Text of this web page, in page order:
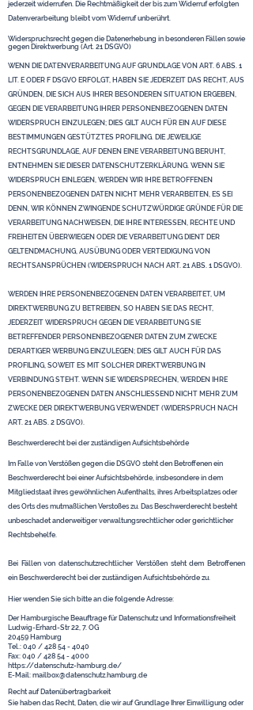
jederzeit widerrufen. Die Rechtmäßigkeit der bis zum Widerruf erfolgten
Datenverarbeitung bleibt vom Widerruf unberührt.
Widerspruchsrecht gegen die Datenerhebung in besonderen Fällen sowie
gegen Direktwerbung (Art. 21 DSGVO)
WENN DIE DATENVERARBEITUNG AUF GRUNDLAGE VON ART. 6 ABS. 1
LIT. E ODER F DSGVO ERFOLGT, HABEN SIE JEDERZEIT DAS RECHT, AUS
GRÜNDEN, DIE SICH AUS IHRER BESONDEREN SITUATION ERGEBEN,
GEGEN DIE VERARBEITUNG IHRER PERSONENBEZOGENEN DATEN
WIDERSPRUCH EINZULEGEN; DIES GILT AUCH FÜR EIN AUF DIESE
BESTIMMUNGEN GESTÜTZTES PROFILING. DIE JEWEILIGE
RECHTSGRUNDLAGE, AUF DENEN EINE VERARBEITUNG BERUHT,
ENTNEHMEN SIE DIESER DATENSCHUTZERKLÄRUNG. WENN SIE
WIDERSPRUCH EINLEGEN, WERDEN WIR IHRE BETROFFENEN
PERSONENBEZOGENEN DATEN NICHT MEHR VERARBEITEN, ES SEI
DENN, WIR KÖNNEN ZWINGENDE SCHUTZWÜRDIGE GRÜNDE FÜR DIE
VERARBEITUNG NACHWEISEN, DIE IHRE INTERESSEN, RECHTE UND
FREIHEITEN ÜBERWIEGEN ODER DIE VERARBEITUNG DIENT DER
GELTENDMACHUNG, AUSÜBUNG ODER VERTEIDIGUNG VON
RECHTSANSPRÜCHEN (WIDERSPRUCH NACH ART. 21 ABS. 1 DSGVO).
WERDEN IHRE PERSONENBEZOGENEN DATEN VERARBEITET, UM
DIREKTWERBUNG ZU BETREIBEN, SO HABEN SIE DAS RECHT,
JEDERZEIT WIDERSPRUCH GEGEN DIE VERARBEITUNG SIE
BETREFFENDER PERSONENBEZOGENER DATEN ZUM ZWECKE
DERARTIGER WERBUNG EINZULEGEN; DIES GILT AUCH FÜR DAS
PROFILING, SOWEIT ES MIT SOLCHER DIREKTWERBUNG IN
VERBINDUNG STEHT. WENN SIE WIDERSPRECHEN, WERDEN IHRE
PERSONENBEZOGENEN DATEN ANSCHLIESSEND NICHT MEHR ZUM
ZWECKE DER DIREKTWERBUNG VERWENDET (WIDERSPRUCH NACH
ART. 21 ABS. 2 DSGVO).
Beschwerde­recht bei der zuständigen Aufsichts­behörde
Im Falle von Verstößen gegen die DSGVO steht den Betroffenen ein
Beschwerderecht bei einer Aufsichtsbehörde, insbesondere in dem
Mitgliedstaat ihres gewöhnlichen Aufenthalts, ihres Arbeitsplatzes oder
des Orts des mutmaßlichen Verstoßes zu. Das Beschwerderecht besteht
unbeschadet anderweitiger verwaltungsrechtlicher oder gerichtlicher
Rechtsbehelfe.
Bei Fällen von datenschutzrechtlicher Verstößen steht dem Betroffenen
ein Beschwerderecht bei der zuständigen Aufsichtsbehörde zu.
Hier wenden Sie sich bitte an die folgende Adresse:
Der Hamburgische Beauftrage für Datenschutz und Informationsfreiheit
Ludwig-Erhard-Str 22, 7. OG
20459 Hamburg
Tel.: 040 / 428 54 - 4040
Fax: 040 / 428 54 - 4000
https://datenschutz-hamburg.de/
E-Mail: mailbox@datenschutz.hamburg.de
Recht auf Daten­übertrag­barkeit
Sie haben das Recht, Daten, die wir auf Grundlage Ihrer Einwilligung oder